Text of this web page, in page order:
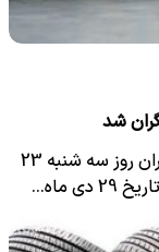
جلسه هیأت مدیره انجمن صنفی صنعت تایر ایران روز سه شنبه 23
ماه…